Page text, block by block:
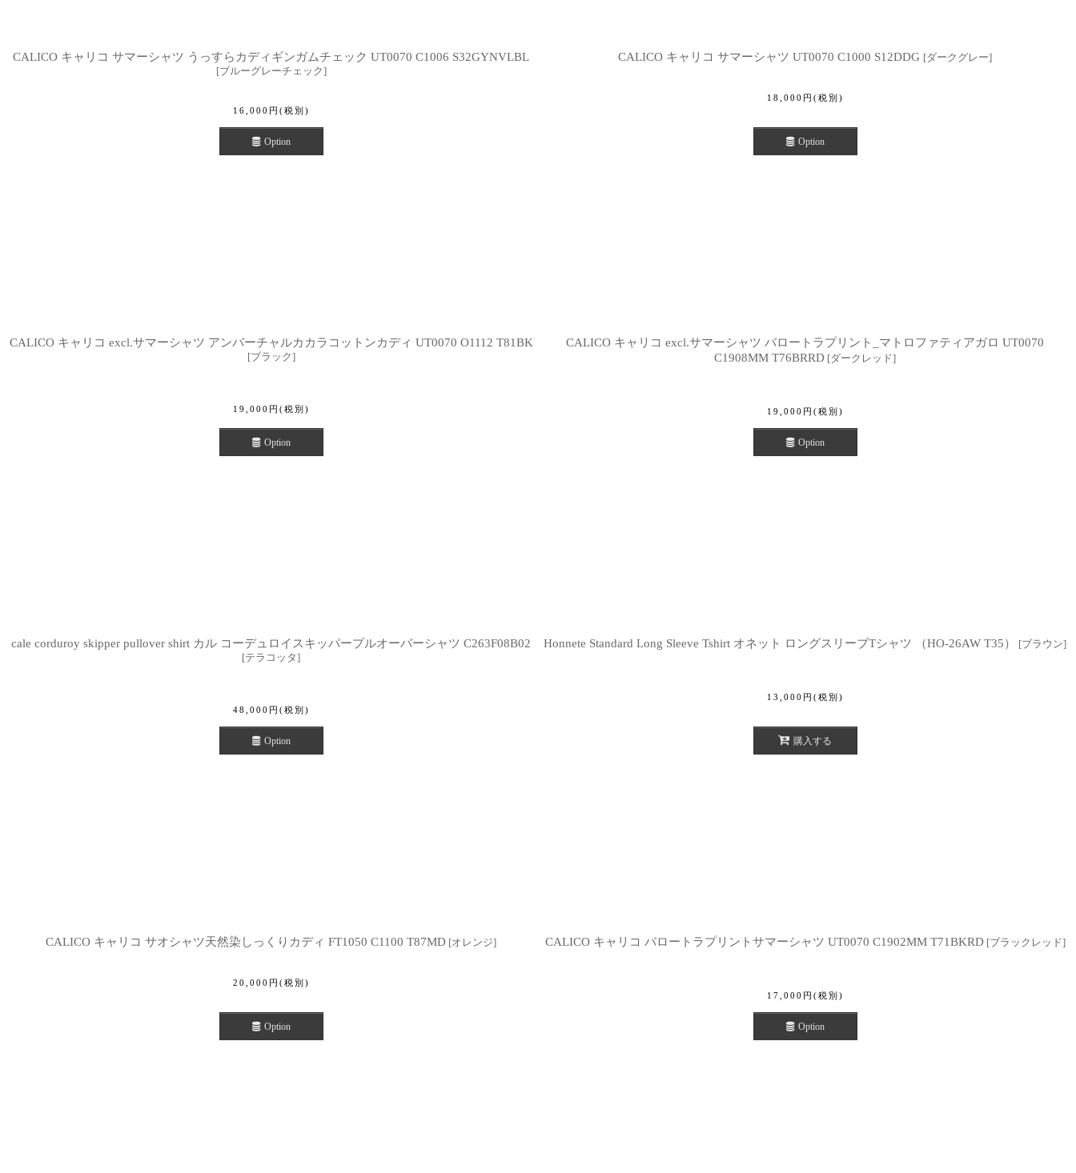
CALICO キャリコ サマーシャツ うっすらカディギンガムチェック UT0070 C1006 S32GYNVLBL
[ブルーグレーチェック]
16,000 円 (税別)
Option
CALICO キャリコ サマーシャツ UT0070 C1000 S12DDG [ダークグレー]
18,000 円 (税別)
Option
CALICO キャリコ excl.サマーシャツ アンバーチャルカカラコットンカディ UT0070 O1112 T81BK
[ブラック]
19,000 円 (税別)
Option
CALICO キャリコ excl.サマーシャツ バロートラプリント_マトロファティアガロ UT0070
C1908MM T76BRRD [ダークレッド]
19,000 円 (税別)
Option
cale corduroy skipper pullover shirt カル コーデュロイスキッパープルオーバーシャツ C263F08B02
[テラコッタ]
48,000 円 (税別)
Option
Honnete Standard Long Sleeve Tshirt オネット ロングスリーブTシャツ （HO-26AW T35） [ブラウン]
13,000 円 (税別)
購入する
CALICO キャリコ サオシャツ天然染しっくりカディ FT1050 C1100 T87MD [オレンジ]
20,000 円 (税別)
Option
CALICO キャリコ バロートラプリントサマーシャツ UT0070 C1902MM T71BKRD [ブラックレッド]
17,000 円 (税別)
Option